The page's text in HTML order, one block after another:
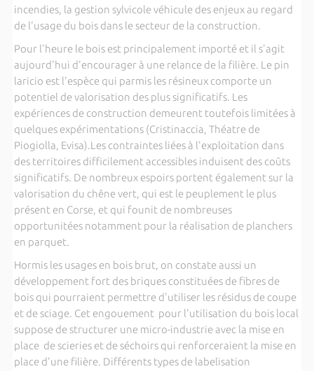
incendies, la gestion sylvicole véhicule des enjeux au regard
de l'usage du bois dans le secteur de la construction.
Pour l'heure le bois est principalement importé et il s'agit
aujourd'hui d'encourager à une relance de la filière. Le pin
laricio est l'espèce qui parmis les résineux comporte un
potentiel de valorisation des plus significatifs. Les
expériences de construction demeurent toutefois limitées à
quelques expérimentations (Cristinaccia, Théatre de
Piogiolla, Evisa).Les contraintes liées à l'exploitation dans
des territoires difficilement accessibles induisent des coûts
significatifs. De nombreux espoirs portent également sur la
valorisation du chêne vert, qui est le peuplement le plus
présent en Corse, et qui founit de nombreuses
opportunitées notamment pour la réalisation de planchers
en parquet.
Hormis les usages en bois brut, on constate aussi un
développement fort des briques constituées de fibres de
bois qui pourraient permettre d'utiliser les résidus de coupe
et de sciage. Cet engouement pour l'utilisation du bois local
suppose de structurer une micro-industrie avec la mise en
place de scieries et de séchoirs qui renforceraient la mise en
place d'une filière. Différents types de labelisation